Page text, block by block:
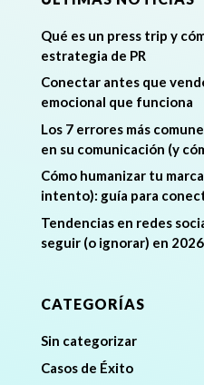
Qué es un press trip y
estrategia de PR
Conectar antes que
emocional que funciona
Los 7 errores más
en su comunicación (y
Cómo humanizar tu
intento): guía para
Tendencias en redes
seguir (o ignorar) en 2026
CATEGORÍAS
Sin categorizar
Casos de Éxito